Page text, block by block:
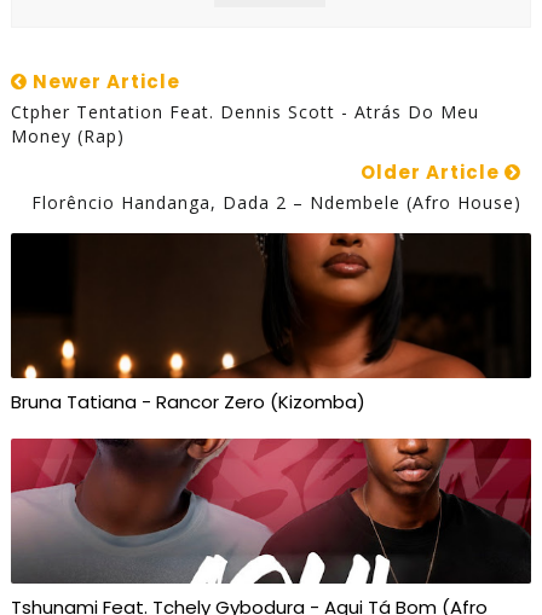
Newer Article
Ctpher Tentation Feat. Dennis Scott - Atrás Do Meu
Money (Rap)
Older Article
Florêncio Handanga, Dada 2 – Ndembele (Afro House)
Bruna Tatiana - Rancor Zero (Kizomba)
Tshunami Feat. Tchely Gybodura - Aqui Tá Bom (Afro